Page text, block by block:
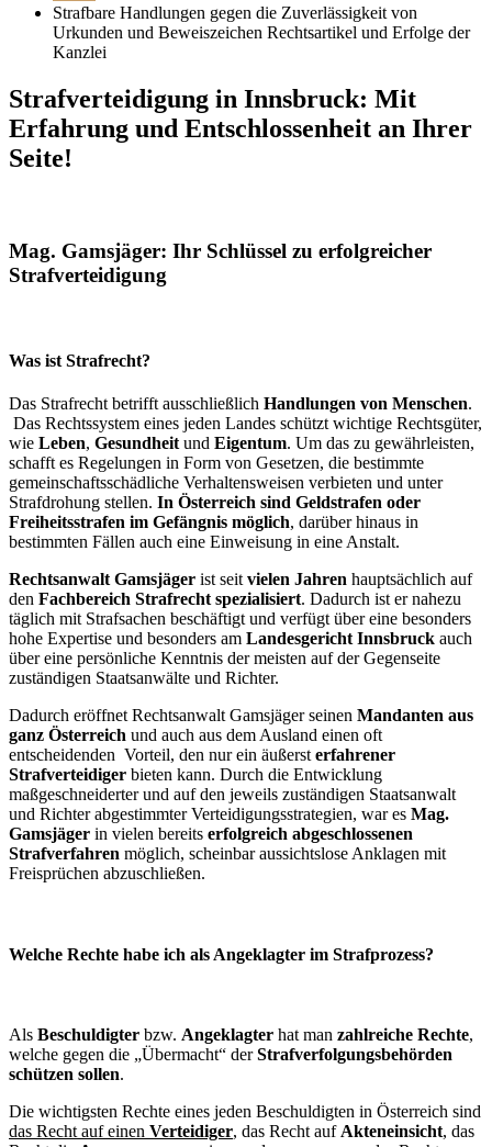
Strafbare Handlungen gegen die Zuverlässigkeit von
Urkunden und Beweiszeichen Rechtsartikel und Erfolge der
Kanzlei
Strafverteidigung in Innsbruck: Mit
Erfahrung und Entschlossenheit an Ihrer
Seite!
Mag. Gamsjäger: Ihr Schlüssel zu erfolgreicher
Strafverteidigung
Was ist Strafrecht?
Das Strafrecht betrifft ausschließlich Handlungen von Menschen.
Das Rechtssystem eines jeden Landes schützt wichtige Rechtsgüter,
wie Leben, Gesundheit und Eigentum. Um das zu gewährleisten,
schafft es Regelungen in Form von Gesetzen, die bestimmte
gemeinschaftsschädliche Verhaltensweisen verbieten und unter
Strafdrohung stellen. In Österreich sind Geldstrafen oder
Freiheitsstrafen im Gefängnis möglich, darüber hinaus in
bestimmten Fällen auch eine Einweisung in eine Anstalt.
Rechtsanwalt Gamsjäger ist seit vielen Jahren hauptsächlich auf
den Fachbereich Strafrecht spezialisiert. Dadurch ist er nahezu
täglich mit Strafsachen beschäftigt und verfügt über eine besonders
hohe Expertise und besonders am Landesgericht Innsbruck auch
über eine persönliche Kenntnis der meisten auf der Gegenseite
zuständigen Staatsanwälte und Richter.
Dadurch eröffnet Rechtsanwalt Gamsjäger seinen Mandanten aus
ganz Österreich und auch aus dem Ausland einen oft
entscheidenden Vorteil, den nur ein äußerst erfahrener
Strafverteidiger bieten kann. Durch die Entwicklung
maßgeschneiderter und auf den jeweils zuständigen Staatsanwalt
und Richter abgestimmter Verteidigungsstrategien, war es Mag.
Gamsjäger in vielen bereits erfolgreich abgeschlossenen
Strafverfahren möglich, scheinbar aussichtslose Anklagen mit
Freisprüchen abzuschließen.
Welche Rechte habe ich als Angeklagter im Strafprozess?
Als Beschuldigter bzw. Angeklagter hat man zahlreiche Rechte,
welche gegen die „Übermacht“ derStrafverfolgungsbehörden
schützen sollen.
Die wichtigsten Rechte eines jeden Beschuldigten in Österreich sind
das Recht auf einen Verteidiger, das Recht auf Akteneinsicht, das